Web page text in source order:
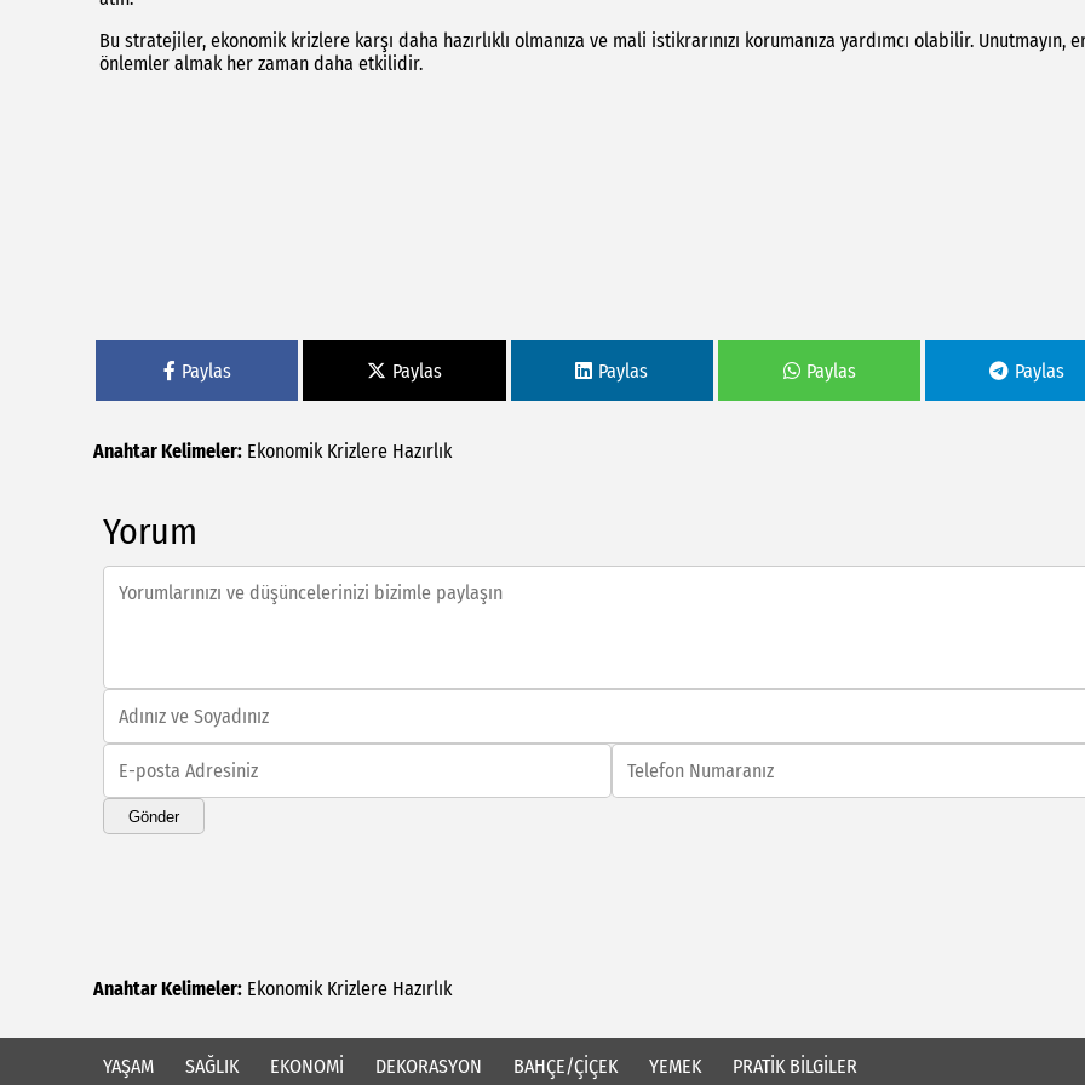
Bu stratejiler, ekonomik krizlere karşı daha hazırlıklı olmanıza ve mali istikrarınızı korumanıza yardımcı olabilir. Unutmayın,
önlemler almak her zaman daha etkilidir.
Paylas Paylas Paylas Paylas Paylas
Anahtar Kelimeler: Ekonomik Krizlere Hazırlık
Yorum
Gönder
Anahtar Kelimeler: Ekonomik Krizlere Hazırlık
YAŞAM SAĞLIK EKONOMİ DEKORASYON BAHÇE/ÇİÇEK YEMEK PRATİK BİLGİLER